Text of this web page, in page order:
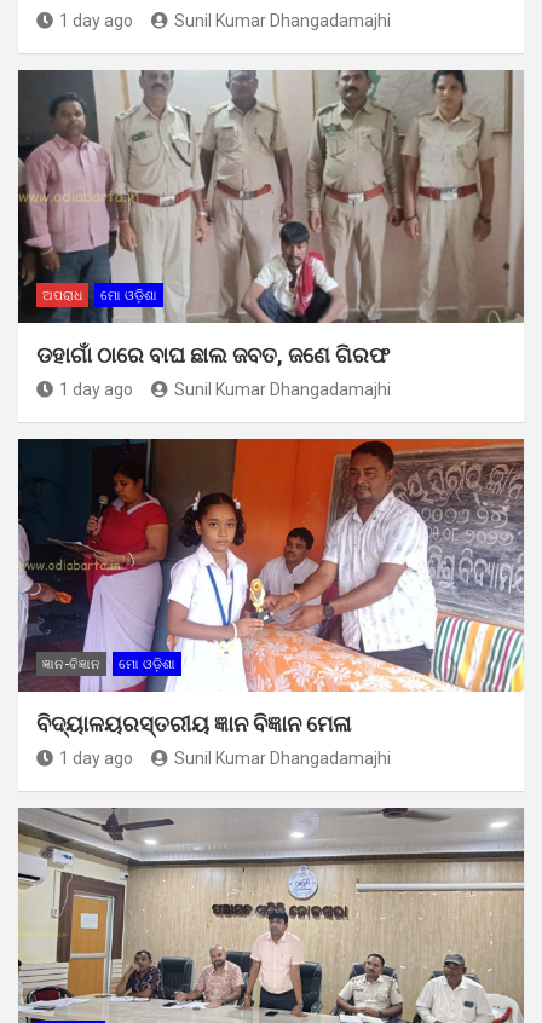
1 day ago Sunil Kumar Dhangadamajhi
ଅପରାଧ ମୋ ଓଡ଼ିଶା
ଡହାଗାଁ ଠାରେ ବାଘ ଛାଲ ଜବତ, ଜଣେ ଗିରଫ
1 day ago Sunil Kumar Dhangadamajhi
ଜ୍ଞାନ-ବିଜ୍ଞାନ ମୋ ଓଡ଼ିଶା
ବିଦ୍ୟାଳୟରସ୍ତରୀୟ ଜ୍ଞାନ ବିଜ୍ଞାନ ମେଳା
1 day ago Sunil Kumar Dhangadamajhi